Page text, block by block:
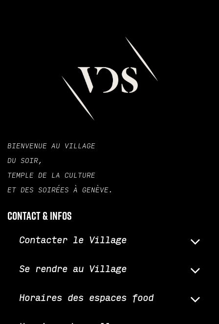
BIENVENUE AU VILLAGE
DU SOIR,
TEMPLE DE LA CULTURE
ET DES SOIRÉES À GENÈVE.
Contact & infos
Contacter le Village
Se rendre au Village
Horaires des espaces food